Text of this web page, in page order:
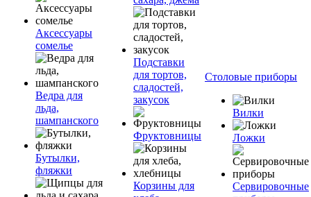
Аксессуары
сомелье
Ведра для
льда,
шампанского
Бутылки,
фляжки
Подставки
для тортов,
сладостей,
закусок
Фруктовницы
Корзины для
Столовые приборы
Вилки
Ложки
Сервировочные